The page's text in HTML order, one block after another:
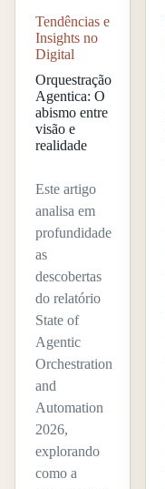
Tendências e
Insights no
Digital
Orquestração
Agentica: O
abismo entre
visão e
realidade
Este artigo
analisa em
profundidade
as
descobertas
do relatório
State of
Agentic
Orchestration
and
Automation
2026,
explorando
como a